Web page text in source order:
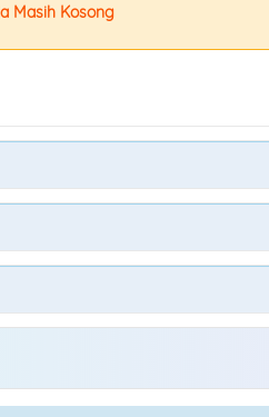
Masih Kosong